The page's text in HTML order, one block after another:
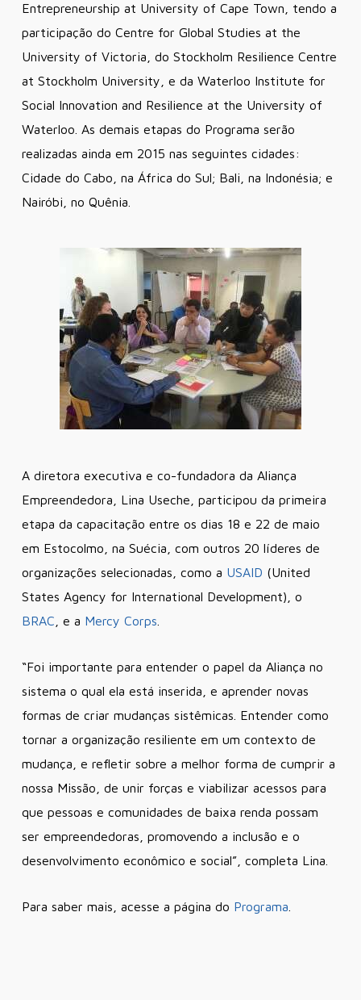
Entrepreneurship at University of Cape Town, tendo a
participação do Centre for Global Studies at the
University of Victoria, do Stockholm Resilience Centre
at Stockholm University, e da Waterloo Institute for
Social Innovation and Resilience at the University of
Waterloo. As demais etapas do Programa serão
realizadas ainda em 2015 nas seguintes cidades:
Cidade do Cabo, na África do Sul; Bali, na Indonésia; e
Nairóbi, no Quênia.
A diretora executiva e co-fundadora da Aliança
Empreendedora, Lina Useche, participou da primeira
etapa da capacitação entre os dias 18 e 22 de maio
em Estocolmo, na Suécia, com outros 20 líderes de
organizações selecionadas, como a USAID (United
States Agency for International Development), o
BRAC , e a Mercy Corps
“Foi importante para entender o papel da Aliança no
sistema o qual ela está inserida, e aprender novas
formas de criar mudanças sistêmicas. Entender como
tornar a organização resiliente em um contexto de
mudança, e refletir sobre a melhor forma de cumprir a
nossa Missão, de unir forças e viabilizar acessos para
que pessoas e comunidades de baixa renda possam
ser empreendedoras, promovendo a inclusão e o
desenvolvimento econômico e social”, completa Lina.
Para saber mais, acesse a página do Programa